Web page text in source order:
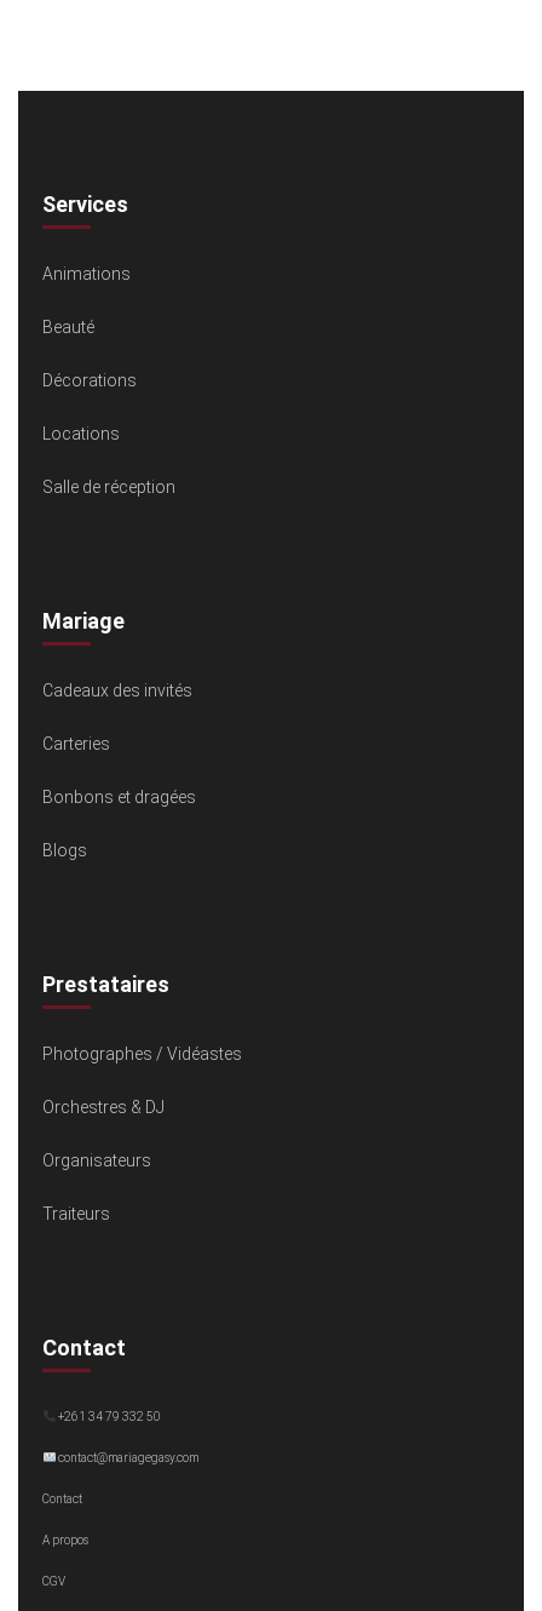
Mariage
Cadeaux des invités
Carteries
Bonbons et dragées
Blogs
Prestataires
Photographes / Vidéastes
Orchestres & DJ
Organisateurs
Traiteurs
Services
Animations
Beauté
Décorations
Locations
Salle de réception
Contact
+261 34 79 332 50
contact@mariagegasy.com
Contact
A propos
CGV